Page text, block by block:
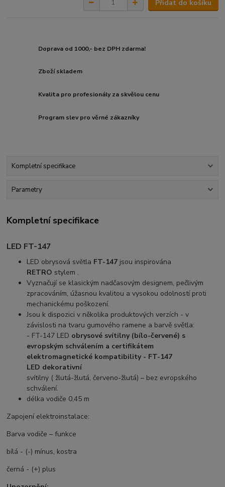
Přidat do košíku
Doprava od 1000,- bez DPH zdarma!
Zboží skladem
Kvalita pro profesionály za skvělou cenu
Program slev pro věrné zákazníky
Kompletní specifikace
Parametry
Kompletní specifikace
LED FT-147
LED obrysová světla FT-147 jsou inspirována
RETRO stylem .
Vyznačují se klasickým nadčasovým designem, pečlivým
zpracováním, úžasnou kvalitou a vysokou odolností proti
mechanickému poškození.
Jsou k dispozici v několika produktových verzích - v
závislosti na tvaru gumového ramene a barvě světla:
- FT-147 LED obrysové svítilny (bílo-červené) s
evropským schválením a certifikátem
elektromagnetické kompatibility - FT-147
LED dekorativní
svítilny ( žlutá-žlutá, červeno-žlutá) – bez evropského
schválení.
délka vodiče 0,45 m
Zapojení elektroinstalace:
Barva vodiče – funkce
bílá - (-) mínus, kostra
černá - (+) plus